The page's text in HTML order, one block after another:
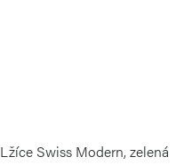
Lžíce Swiss Modern, zelená